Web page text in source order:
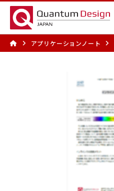
アプリケーションノート